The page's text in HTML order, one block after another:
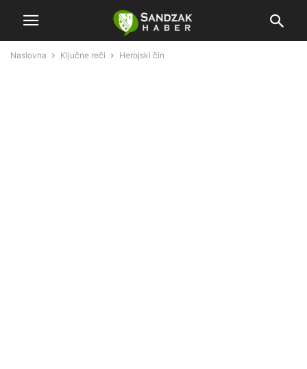
Naslovna Ključne reči Herojski čin